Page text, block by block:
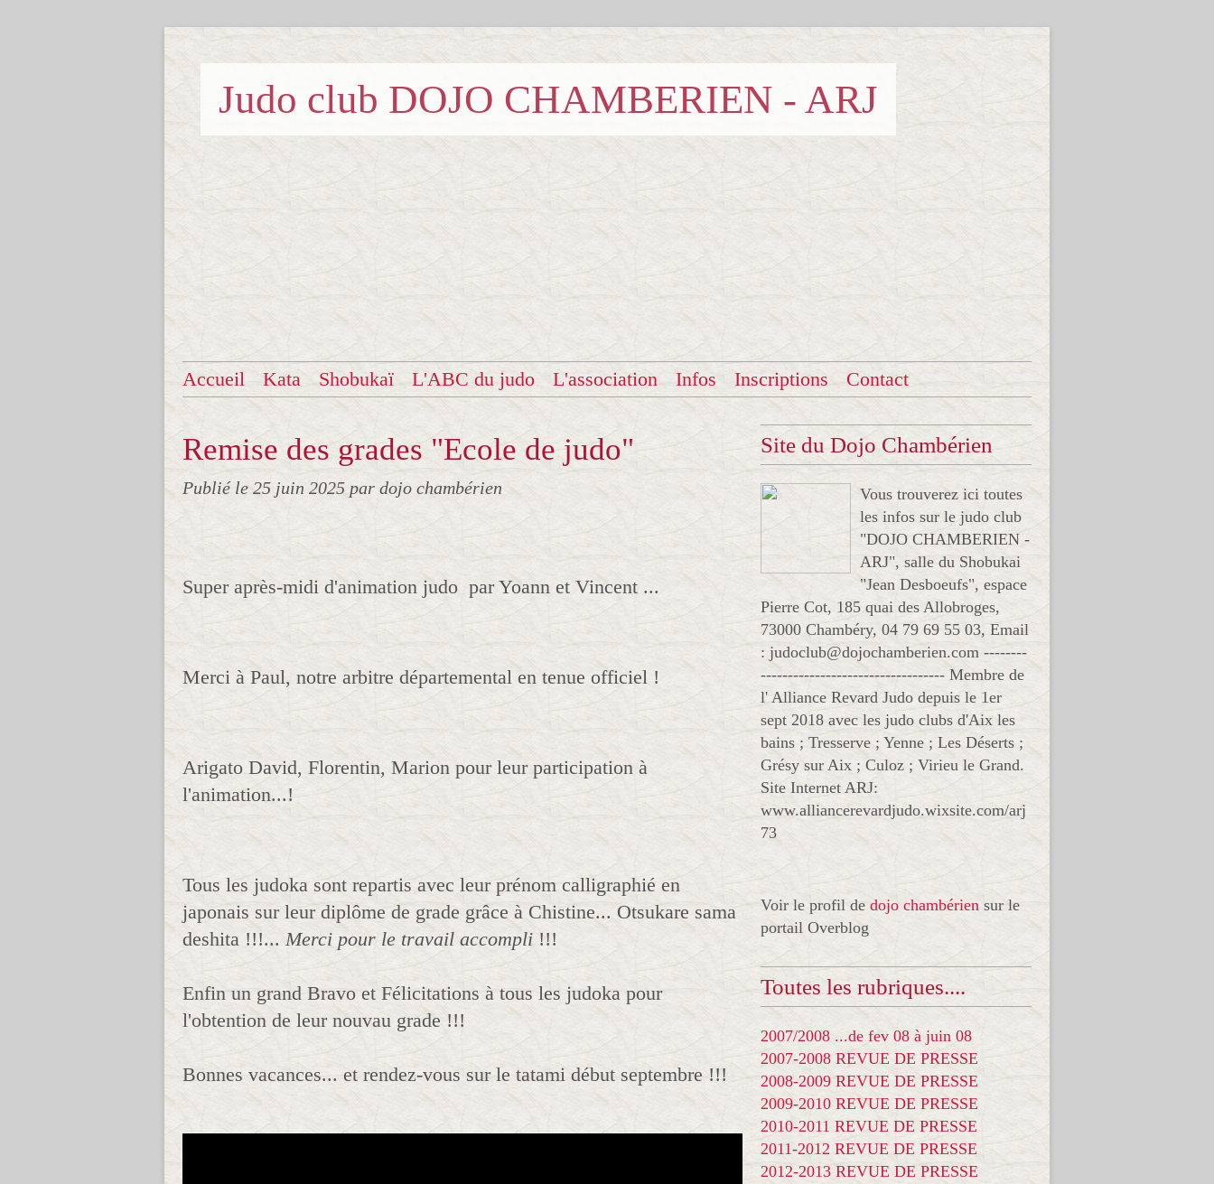
Judo club DOJO CHAMBERIEN - ARJ
Accueil Kata Shobukaï L'ABC du judo L'association Infos Inscriptions Contact
Remise des grades "Ecole de judo"
Publié le 25 juin 2025 par dojo chambérien
Super après-midi d'animation judo par Yoann et Vincent ...
Merci à Paul, notre arbitre départemental en tenue officiel !
Arigato David, Florentin, Marion pour leur participation à
l'animation...!
Tous les judoka sont repartis avec leur prénom calligraphié en
japonais sur leur diplôme de grade grâce à Chistine... Otsukare sama
deshita !!!... Merci pour le travail accompli !!!
Enfin un grand Bravo et Félicitations à tous les judoka pour
l'obtention de leur nouvau grade !!!
Bonnes vacances... et rendez-vous sur le tatami début septembre !!!
Site du Dojo Chambérien
Vous trouverez ici toutes
les infos sur le judo club
"DOJO CHAMBERIEN -
ARJ", salle du Shobukai
"Jean Desboeufs", espace
Pierre Cot, 185 quai des Allobroges,
73000 Chambéry, 04 79 69 55 03, Email
: judoclub@dojochamberien.com --------
---------------------------------- Membre de
l' Alliance Revard Judo depuis le 1er
sept 2018 avec les judo clubs d'Aix les
bains ; Tresserve ; Yenne ; Les Déserts ;
Grésy sur Aix ; Culoz ; Virieu le Grand.
Site Internet ARJ:
www.alliancerevardjudo.wixsite.com/arj
73
Voir le profil de dojo chambérien sur le
portail Overblog
Toutes les rubriques....
2007/2008 ...de fev 08 à juin 08
2007-2008 REVUE DE PRESSE
2008-2009 REVUE DE PRESSE
2009-2010 REVUE DE PRESSE
2010-2011 REVUE DE PRESSE
2011-2012 REVUE DE PRESSE
2012-2013 REVUE DE PRESSE